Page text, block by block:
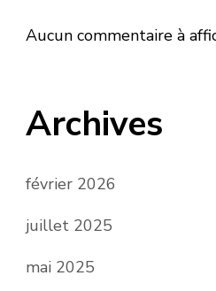
Aucun commentaire à
Archives
février 2026
juillet 2025
mai 2025